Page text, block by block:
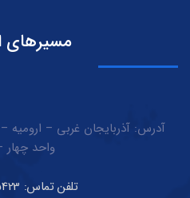
مسیرهای
آدرس: آذربایجان غربی –
واحد چهار
تلفن تماس: 28425423 – 021